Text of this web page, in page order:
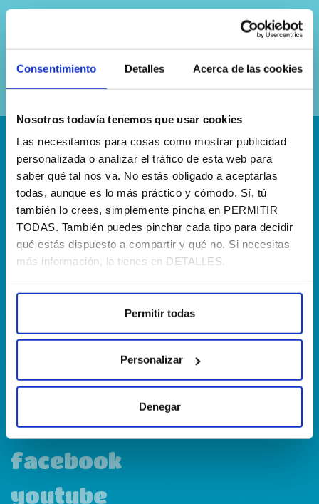
Consentimiento Detalles Acerca de las cookies
Nosotros todavía tenemos que usar cookies
Las necesitamos para cosas como mostrar publicidad
personalizada o analizar el tráfico de esta web para
saber qué tal nos va. No estás obligado a aceptarlas
todas, aunque es lo más práctico y cómodo. Sí, tú
también lo crees, simplemente pincha en PERMITIR
TODAS. También puedes pinchar cada tipo para decidir
qué estás dispuesto a compartir y qué no. Si necesitas
más información, la tienes en DETALLES.
Permitir todas
Personalizar
Denegar
política de
privacidad
¡Escríbenos!
hola@agenciapisto.com
¿Hablamos?!
(+34) 910 40 46 33
¿Dónde estamos?
linkedin
instagram
facebook
youtube